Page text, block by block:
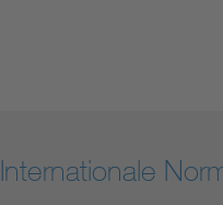
Internationale